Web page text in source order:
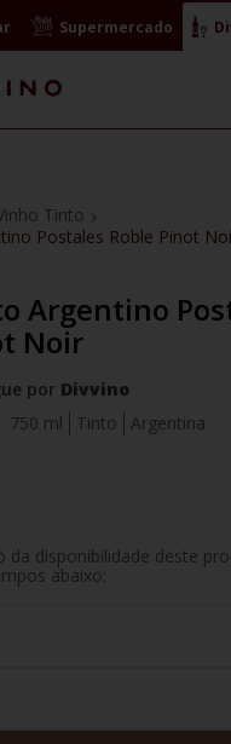
Supermercado
Tinto
Postales Roble Pinot
Argentino
Noir
por Divvino
Tinto
Argentina
750 ml
da disponibilidade deste
abaixo: